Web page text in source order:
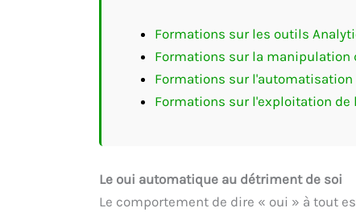
Formations sur les outils
Formations sur la manipulation
Formations sur l'automatisation
Formations sur l'exploitation de
Le oui automatique au détriment de soi
Le comportement de dire « oui » à tout